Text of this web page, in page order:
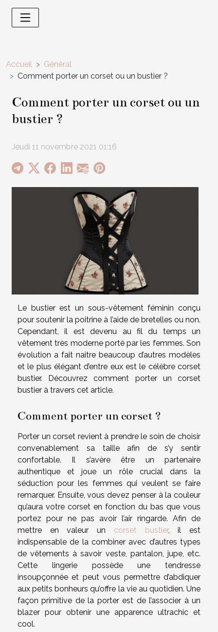
Accueil
Général
Comment porter un corset ou un bustier ?
Comment porter un corset ou un
bustier ?
Jeudi 11 novembre 2021 01:16
Le bustier est un sous-vêtement féminin conçu
pour soutenir la poitrine à l’aide de bretelles ou non.
Cependant, il est devenu au fil du temps un
vêtement très moderne porté par les femmes. Son
évolution a fait naitre beaucoup d’autres modèles
et le plus élégant d’entre eux est le célèbre corset
bustier. Découvrez comment porter un corset
bustier à travers cet article.
Comment porter un corset ?
Porter un corset revient à prendre le soin de choisir
convenablement sa taille afin de s’y sentir
confortable. Il s’avère être un partenaire
authentique et joue un rôle crucial dans la
séduction pour les femmes qui veulent se faire
remarquer. Ensuite, vous devez penser à la couleur
qu’aura votre corset en fonction du bas que vous
portez pour ne pas avoir l’air ringarde. Afin de
mettre en valeur un corset bustier, il est
indispensable de la combiner avec d’autres types
de vêtements à savoir veste, pantalon, jupe, etc.
Cette lingerie possède une tendresse
insoupçonnée et peut vous permettre d’abdiquer
aux petits bonheurs qu’offre la vie au quotidien. Une
façon primitive de la porter est de l’associer à un
blazer pour obtenir une apparence ultrachic et
cool.